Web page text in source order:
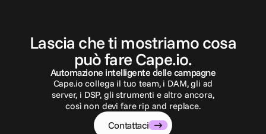
C ac
Lascia che ti mostriamo cosa
può fare Cape.io.
Automazione intelligente delle campagne
Cape.io collega il tuo team, i DAM, gli ad
server, i DSP, gli strumenti e altro ancora,
così non devi fare rip and replace.
Contattaci